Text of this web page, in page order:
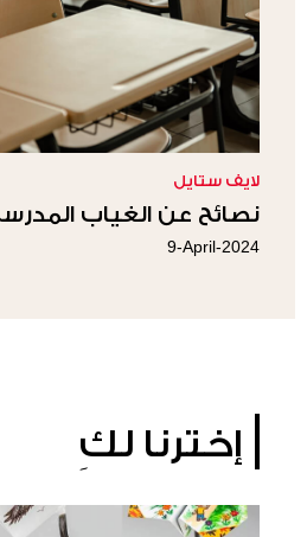
لايف ستايل
نصائح عن الغياب
9-April-2024
إخترنا لكِ